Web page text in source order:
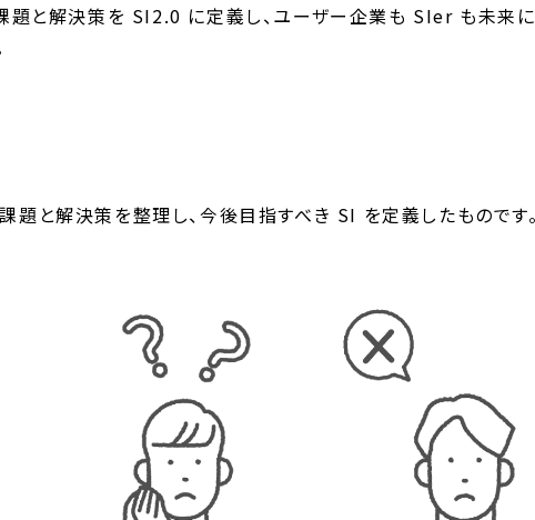
と解決策を SI2.0 に定義し、ユーザー企業も SIer も未来に
題と解決策を整理し、今後目指すべき SI を定義したものです。